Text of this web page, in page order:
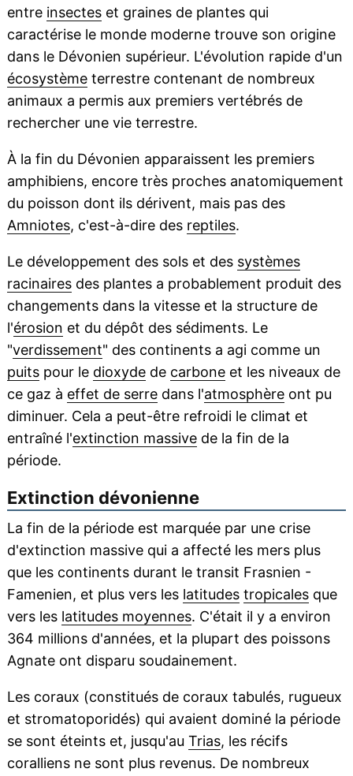
entre insecteset graines de plantes qui
caractérise le monde moderne trouve son origine
dans le Dévonien supérieur. L'évolution rapide d'un
écosystèmeterrestre contenant de nombreux
animaux a permis aux premiers vertébrés de
rechercher une vie terrestre.
À la fin du Dévonien apparaissent les premiers
amphibiens, encore très proches anatomiquement
du poisson dont ils dérivent, mais pas des
Amniotes, c'est-à-dire des reptiles.
Le développement des sols et des systèmes
racinairesdes plantes a probablement produit des
changements dans la vitesse et la structure de
l'érosion et du dépôt des sédiments. Le
"verdissement" des continents a agi comme un
puitspour le dioxydede carboneet les niveaux de
ce gaz à effet de serredans l'atmosphèreont pu
diminuer. Cela a peut-être refroidi le climat et
entraîné l'extinction massivede la fin de la
période.
Extinction dévonienne
La fin de la période est marquée par une crise
d'extinction massive qui a affecté les mers plus
que les continents durant le transit Frasnien -
Famenien, et plus vers les latitudes tropicalesque
vers les latitudes moyennes. C'était il y a environ
364 millions d'années, et la plupart des poissons
Agnate ont disparu soudainement.
Les coraux (constitués de coraux tabulés, rugueux
et stromatoporidés) qui avaient dominé la période
se sont éteints et, jusqu'au Trias, les récifs
coralliens ne sont plus revenus. De nombreux